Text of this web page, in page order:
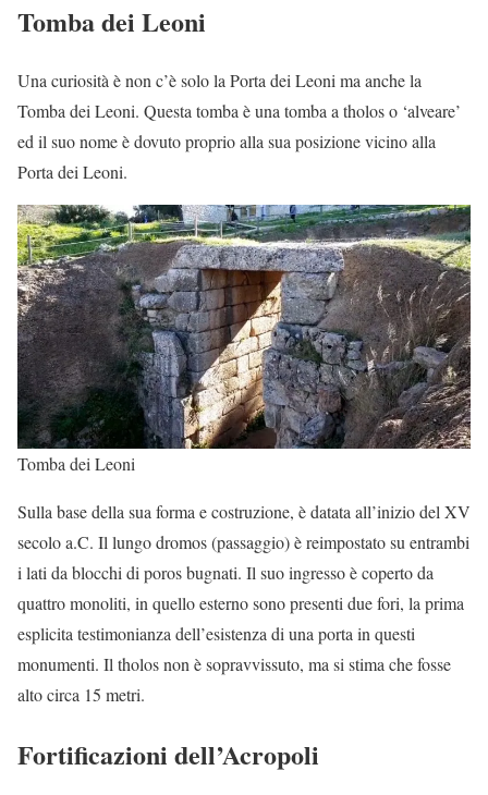
Tomba dei Leoni
Una curiosità è non c’è solo la Porta dei Leoni ma anche la
Tomba dei Leoni. Questa tomba è una tomba a tholos o ‘alveare’
ed il suo nome è dovuto proprio alla sua posizione vicino alla
Porta dei Leoni.
Tomba dei Leoni
Sulla base della sua forma e costruzione, è datata all’inizio del XV
secolo a.C. Il lungo dromos (passaggio) è reimpostato su entrambi
i lati da blocchi di poros bugnati. Il suo ingresso è coperto da
quattro monoliti, in quello esterno sono presenti due fori, la prima
esplicita testimonianza dell’esistenza di una porta in questi
monumenti. Il tholos non è sopravvissuto, ma si stima che fosse
alto circa 15 metri.
Fortificazioni dell’Acropoli